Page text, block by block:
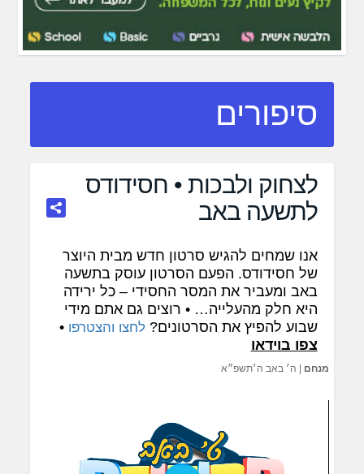
סיפורים
לצחוק ולבכות • חסידודס
לתשעה באב
אנו שמחים להגיש סרטון חדש מבית היוצר
של חסידודס. הפעם הסרטון עוסק בתשעה
באב ומעביר את המסר החסידי – כל ירידה
היא חלק מהעלייה… • רוצים גם אתם מידי
שבוע להפיץ את הסרטונים?לחצו והצטרפו •
צפו בוידאו
מנחם ה׳ באב ה׳תשפ״א